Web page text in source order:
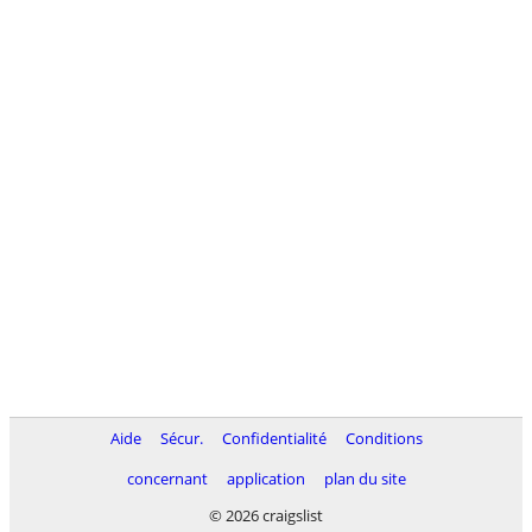
Aide Sécur. Confidentialité
Conditions
concernant
application
plan du site
© 2026 craigslist